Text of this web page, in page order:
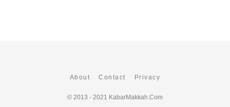
About Contact Privacy
© 2013 - 2021 KabarMakkah.Com